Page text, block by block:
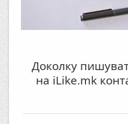
Доколку
на iLike.mk